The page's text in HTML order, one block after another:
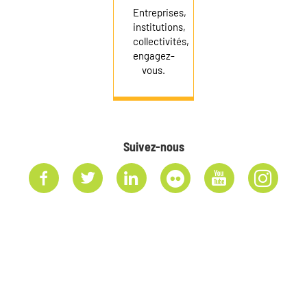
Entreprises,
institutions,
collectivités,
engagez-
vous.
Suivez-nous